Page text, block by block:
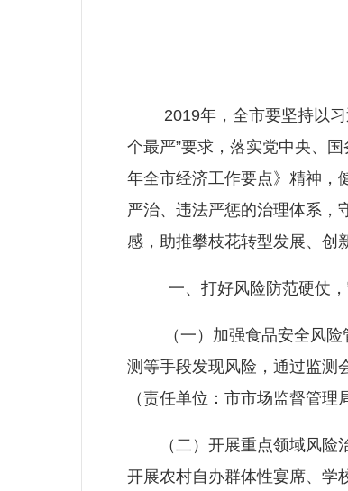
2019年，全市要坚持以习近
个最严”要求，落实党中央、
年全市经济工作要点》精神，
严治、违法严惩的治理体系，
感，助推攀枝花转型发展、创
一、打好风险防范硬仗，
（一）加强食品安全风险管
测等手段发现风险，通过监测
（责任单位：市市场监督管
（二）开展重点领域风险治
开展农村自办群体性宴席、学